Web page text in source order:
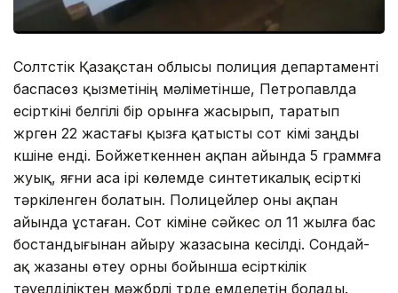
Солтүстік Қазақстан облысы полиция департаменті
баспасөз қызметінің мәліметінше, Петропавлда
есірткіні белгілі бір орынға жасырып, таратып
жүрген 22 жастағы қызға қатысты сот үкімі заңды
күшіне енді. Бойжеткеннен ақпан айында 5 граммға
жуық, яғни аса ірі көлемде синтетикалық есірткі
тәркіленген болатын. Полицейлер оны ақпан
айында ұстаған. Сот үкіміне сәйкес ол 11 жылға бас
бостандығынан айыру жазасына кесілді. Сондай-
ақ жазаны өтеу орны бойынша есірткілік
тәуелділіктен мәжбүрлі түрде емделетін болады.